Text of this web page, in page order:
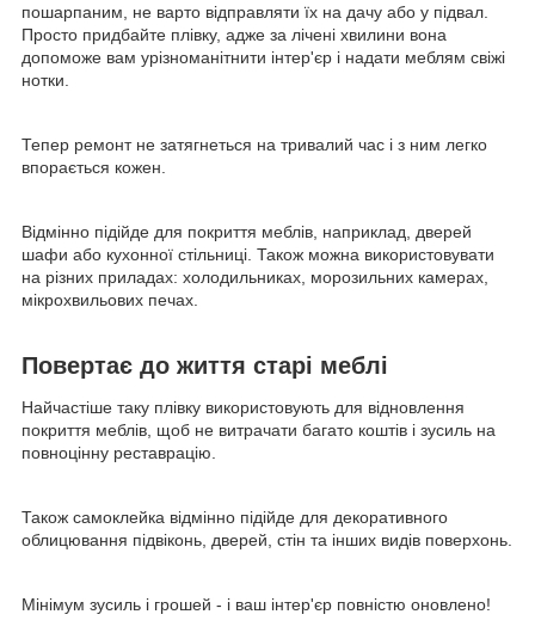
пошарпаним, не варто відправляти їх на дачу або у підвал.
Просто придбайте плівку, адже за лічені хвилини вона
допоможе вам урізноманітнити інтер'єр і надати меблям свіжі
нотки.
Тепер ремонт не затягнеться на тривалий час і з ним легко
впорається кожен.
Відмінно підійде для покриття меблів, наприклад, дверей
шафи або кухонної стільниці. Також можна використовувати
на різних приладах: холодильниках, морозильних камерах,
мікрохвильових печах.
Повертає до життя старі меблі
Найчастіше таку плівку використовують для відновлення
покриття меблів, щоб не витрачати багато коштів і зусиль на
повноцінну реставрацію.
Також самоклейка відмінно підійде для декоративного
облицювання підвіконь, дверей, стін та інших видів поверхонь.
Мінімум зусиль і грошей - і ваш інтер'єр повністю оновлено!